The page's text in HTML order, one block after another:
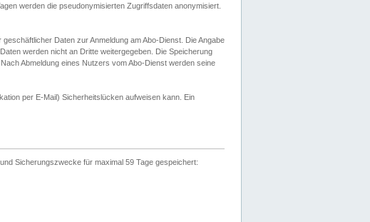
werden die pseudonymisierten Zugriffsdaten anonymisiert.
Daten zur Anmeldung am Abo-Dienst. Die Angabe
werden nicht an Dritte weitergegeben. Die Speicherung
Abmeldung eines Nutzers vom Abo-Dienst werden seine
per E-Mail) Sicherheitslücken aufweisen kann. Ein
Sicherungszwecke für maximal 59 Tage gespeichert: